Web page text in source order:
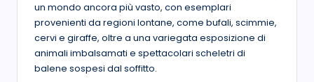
un mondo ancora più vasto, con esemplari
provenienti da regioni lontane, come bufali, scimmie,
cervi e giraffe, oltre a una variegata esposizione di
animali imbalsamati e spettacolari scheletri di
balene sospesi dal soffitto.